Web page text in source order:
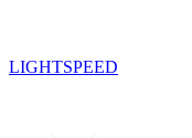
LIGHTSPEED